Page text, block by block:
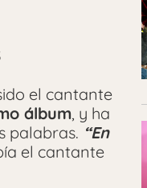
el cantante
álbum, y ha
palabras. “En
el cantante